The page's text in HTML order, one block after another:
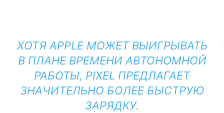
ХОТЯ APPLE МОЖЕТ ВЫИГРЫВАТЬ
В ПЛАНЕ ВРЕМЕНИ АВТОНОМНОЙ
РАБОТЫ, PIXEL ПРЕДЛАГАЕТ
ЗНАЧИТЕЛЬНО БОЛЕЕ БЫСТРУЮ
ЗАРЯДКУ.